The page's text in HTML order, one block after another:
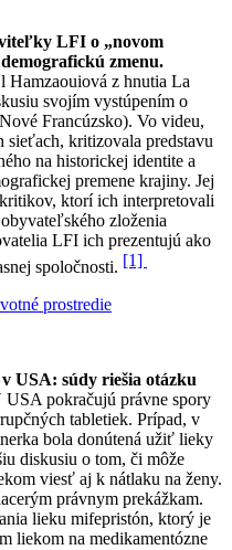
LFI o „novom
zmenu.
Hamzaouiová z hnutia La
svojím vystúpením o
Francúzsko). Vo videu,
sieťach, kritizovala predstavu
na historickej identite a
premene krajiny. Jej
ktorí ich interpretovali
zloženia
LFI ich prezentujú ako
spoločnosti. [1]
prostredie
USA: súdy riešia otázku
USA pokračujú právne spory
tabletiek. Prípad, v
bola donútená užiť lieky
diskusiu o tom, či môže
viesť aj k nátlaku na ženy.
právnym prekážkam.
lieku mifepristón, ktorý je
liekom na medikamentózne